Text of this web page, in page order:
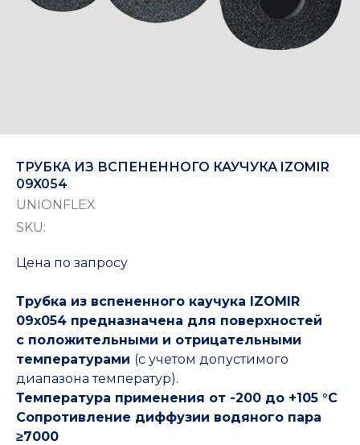
ТРУБКА ИЗ ВСПЕНЕННОГО КАУЧУКА IZOMIR
09X054
UNIONFLEX
SKU:
Цена по запросу
Трубка из вспененного каучука IZOMIR
09x054 предназначена для поверхностей
с положительными и отрицательными
температурами (с учетом допустимого
диапазона температур).
Температура применения от -200 до +105 °С
Сопротивление диффузии водяного пара
≥7000